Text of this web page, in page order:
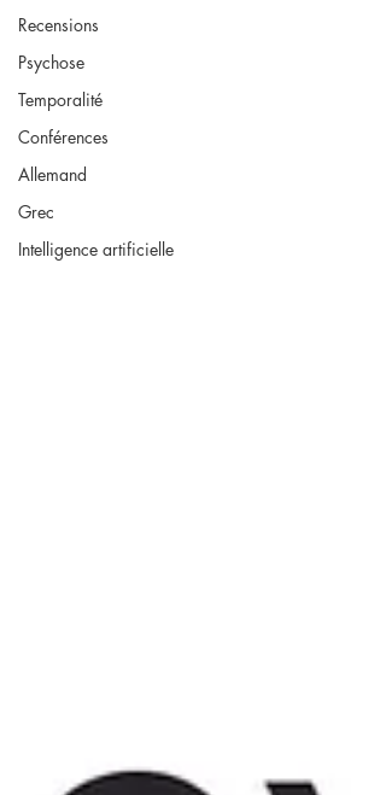
Recensions
Psychose
Temporalité
Conférences
Allemand
Grec
Intelligence artificielle